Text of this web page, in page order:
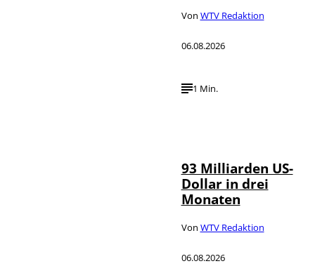
Von WTV Redaktion
06.08.2026
1 Min.
93 Milliarden US-
Dollar in drei
Monaten
Von WTV Redaktion
06.08.2026